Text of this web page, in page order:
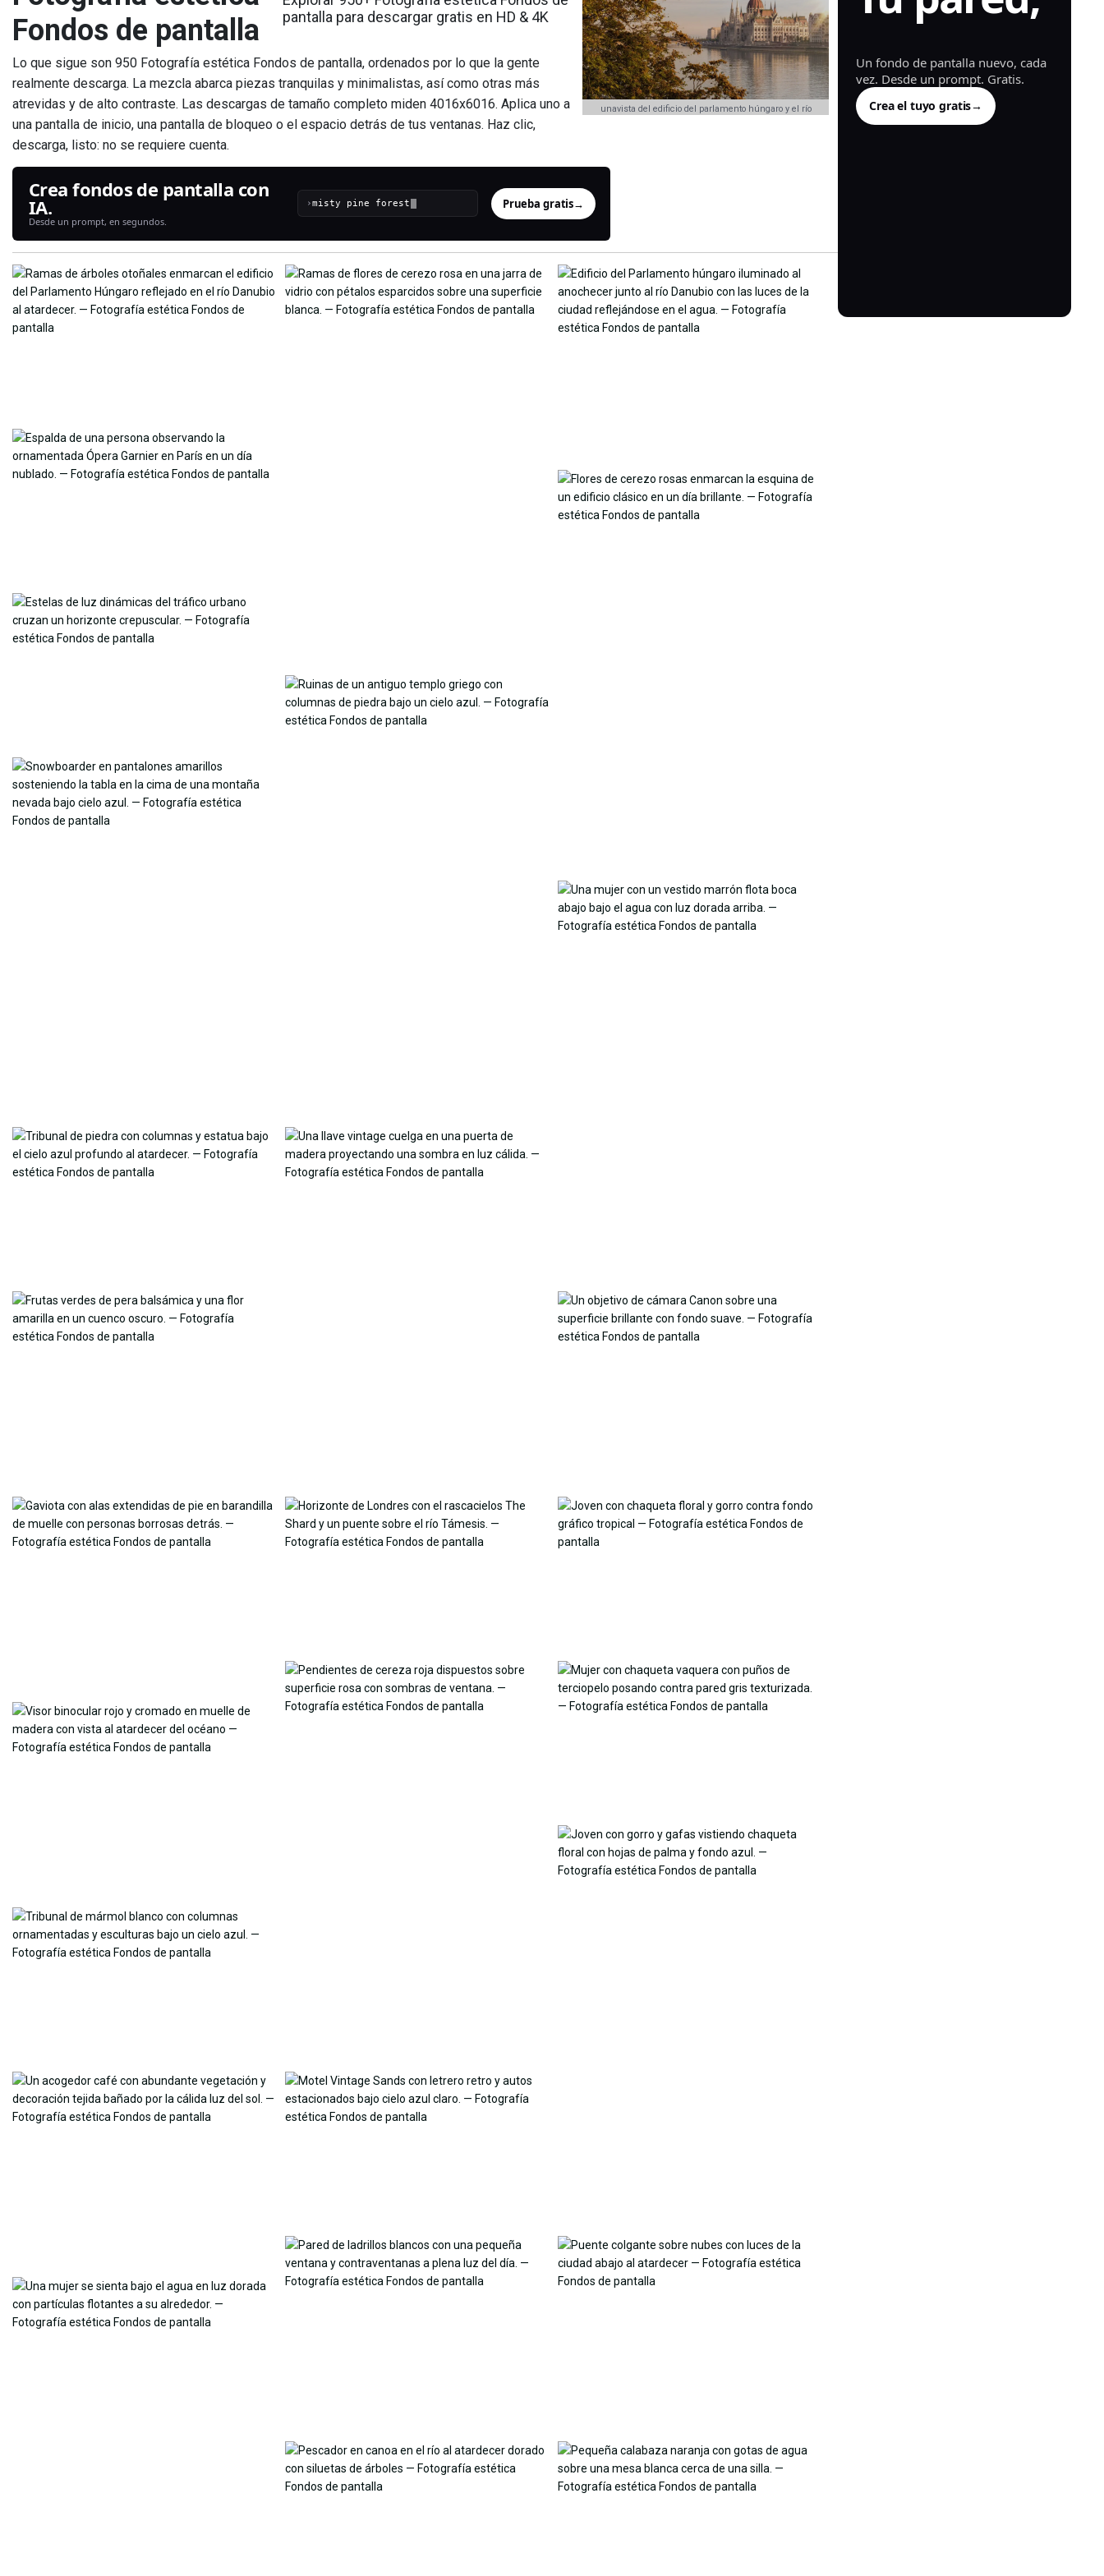
Fondos de pantalla
pantalla para descargar gratis en HD & 4K
Lo que sigue son 950 Fotografía estética Fondos de pantalla, ordenados por lo que la gente
realmente descarga. La mezcla abarca piezas tranquilas y minimalistas, así como otras más
atrevidas y de alto contraste. Las descargas de tamaño completo miden 4016x6016. Aplica uno a
una pantalla de inicio, una pantalla de bloqueo o el espacio detrás de tus ventanas. Haz clic,
descarga, listo: no se requiere cuenta.
unavista del edificio del parlamento húngaro y el río
Crea fondos de pantalla con
IA.
Desde un prompt, en segundos.
› Prueba gratis→
generada.
Un fondo de pantalla nuevo, cada
vez. Desde un prompt. Gratis.
Crea el tuyo gratis→